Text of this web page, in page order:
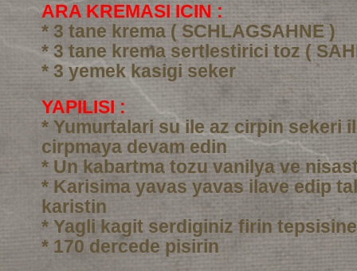
ARA KREMASI ICIN :
* 3 tane krema ( SCHLAGSAHNE )
* 3 tane krema sertlestirici toz (
* 3 yemek kasigi seker
YAPILISI :
* Yumurtalari su ile az cirpin sekeri
cirpmaya devam edin
* Un kabartma tozu vanilya ve
* Karisima yavas yavas ilave edip
karistin
* Yagli kagit serdiginiz firin
* 170 dercede pisirin